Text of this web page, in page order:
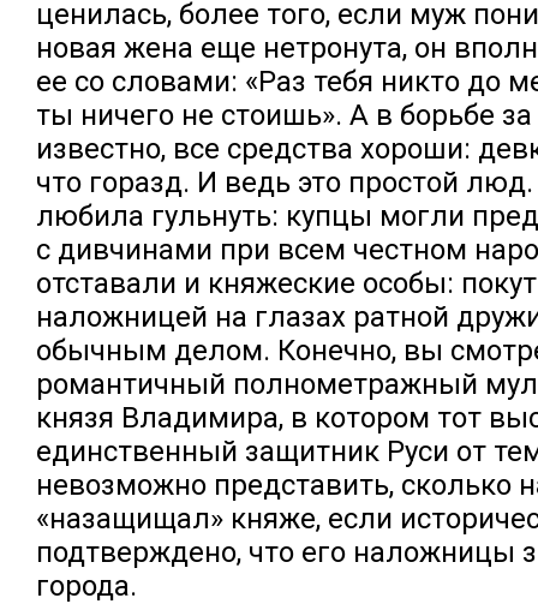
ценилась, более того, если муж
новая жена еще нетронута, он
ее со словами: «Раз тебя никто до
ты ничего не стоишь». А в борьбе
известно, все средства хороши:
что горазд. И ведь это простой
любила гульнуть: купцы могли
с дивчинами при всем честном
отставали и княжеские особы:
наложницей на глазах ратной
обычным делом. Конечно, вы
романтичный полнометражный
князя Владимира, в котором тот
единственный защитник Руси от
невозможно представить, сколько
«назащищал» княже, если
подтверждено, что его наложницы
города.